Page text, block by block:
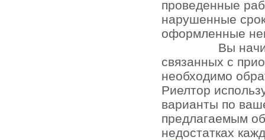
проведенные
нарушенные
оформленные
Вы
связанных с
необходимо
Риелтор
варианты по
предлагаемым
недостатках